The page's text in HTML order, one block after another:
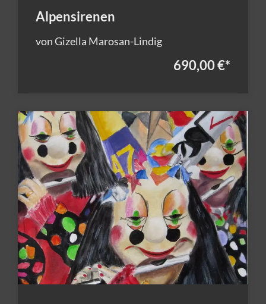
Alpensirenen
von Gizella Marosan-Lindig
690,00 €*